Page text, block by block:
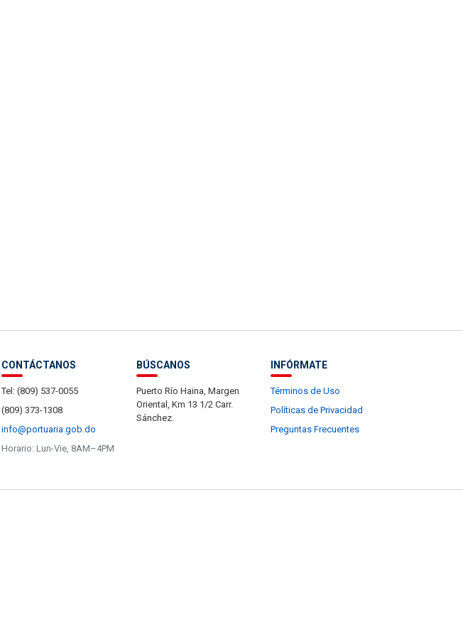
CONTÁCTANOS
Tel: (809) 537-0055
(809) 373-1308
info@portuaria.gob.do
Horario: Lun-Vie, 8AM–4PM
BÚSCANOS
Puerto Río Haina, Margen
Oriental, Km 13 1/2 Carr.
Sánchez.
INFÓRMATE
Términos de Uso
Políticas de Privacidad
Preguntas Frecuentes